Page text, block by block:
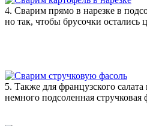
4. Сварим прямо в нарезке в
но так, чтобы брусочки остались
5. Также для французского салата
немного подсоленная стручковая